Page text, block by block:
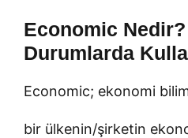
Economic
Durumlarda
Economic; ekonomi
bir ülkenin/şirketin